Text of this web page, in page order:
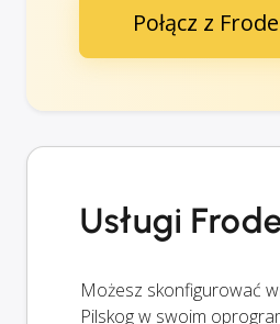
Połącz z
Usługi
Możesz skonfigurować
Pilskog w swoim